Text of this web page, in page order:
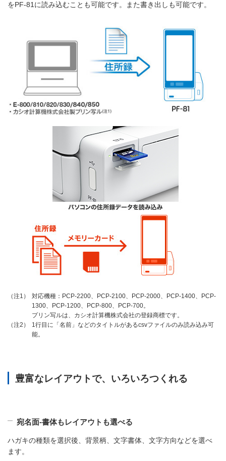
をPF-81に読み込むことも可能です。また書き出しも可能です。
（注1）
対応機種：PCP-2200、PCP-2100、PCP-2000、PCP-1400、PCP-
1300、PCP-1200、PCP-800、PCP-700。
プリン写ルは、カシオ計算機株式会社の登録商標です。
（注2）
1行目に「名前」などのタイトルがあるcsvファイルのみ読み込み可
能。
豊富なレイアウトで、いろいろつくれる
宛名面‐書体もレイアウトも選べる
ハガキの種類を選択後、背景柄、文字書体、文字方向などを選べ
ます。